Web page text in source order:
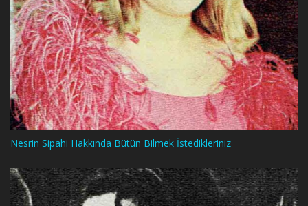
Nesrin Sipahi Hakkında Bütün Bilmek İstedikleriniz